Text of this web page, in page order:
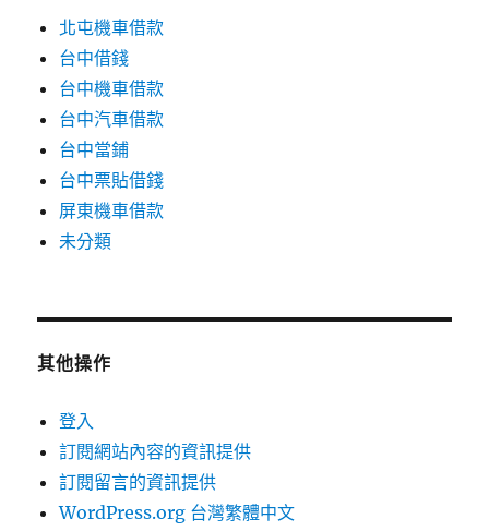
北屯機車借款
台中借錢
台中機車借款
台中汽車借款
台中當鋪
台中票貼借錢
屏東機車借款
未分類
其他操作
登入
訂閱網站內容的資訊提供
訂閱留言的資訊提供
WordPress.org 台灣繁體中文